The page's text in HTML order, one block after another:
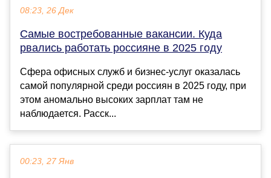
08:23, 26 Дек
Самые востребованные вакансии. Куда
рвались работать россияне в 2025 году
Сфера офисных служб и бизнес-услуг оказалась
самой популярной среди россиян в 2025 году, при
этом аномально высоких зарплат там не
наблюдается. Расск...
00:23, 27 Янв